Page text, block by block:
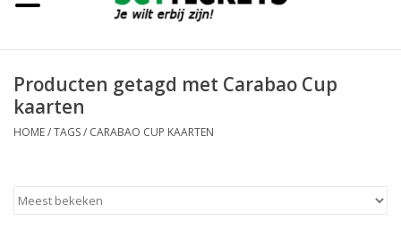
Producten getagd met Carabao Cup
kaarten
HOME/TAGS/ CARABAO CUP KAARTEN